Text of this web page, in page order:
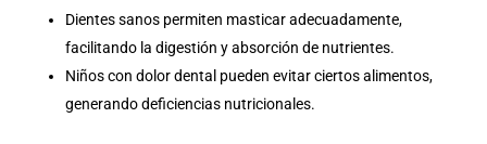
Dientes sanos permiten masticar adecuadamente,
facilitando la digestión y absorción de nutrientes.
Niños con dolor dental pueden evitar ciertos alimentos,
generando deficiencias nutricionales.